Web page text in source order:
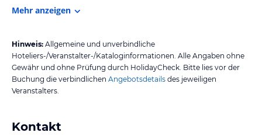
Mehr anzeigen
Hinweis: Allgemeine und unverbindliche
Hoteliers-/Veranstalter-/Kataloginformationen. Alle Angaben ohne
Gewähr und ohne Prüfung durch HolidayCheck. Bitte lies vor der
Buchung die verbindlichen Angebotsdetails des jeweiligen
Veranstalters.
Kontakt